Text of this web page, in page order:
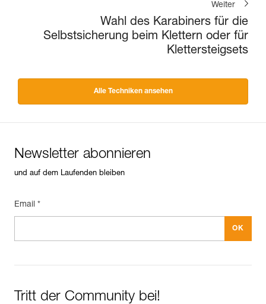
Weiter
Wahl des Karabiners für die
Selbstsicherung beim Klettern oder für
Klettersteigsets
Alle Techniken ansehen
Newsletter abonnieren
und auf dem Laufenden bleiben
Email *
Tritt der Community bei!